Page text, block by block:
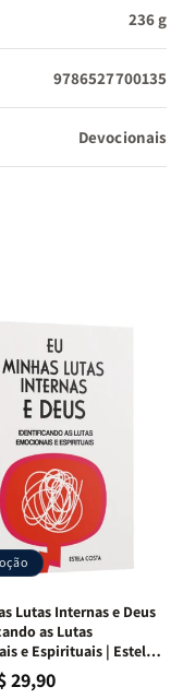
236 g
9786527700135
Devocionais
Lutas Internas e Deus
as Lutas
e Espirituais | Estela
29,90